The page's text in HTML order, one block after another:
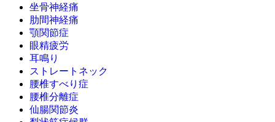
坐骨神経痛
肋間神経痛
顎関節症
眼精疲労
耳鳴り
ストレートネック
腰椎すべり症
腰椎分離症
仙腸関節炎